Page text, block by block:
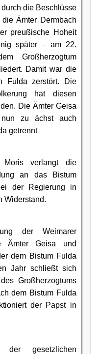
die Beschlüsse
Ämter Dermbach
preußi­sche Hoheit
später – am 22.
Großherzogtum
Damit war die
Fulda zerstört. Die
hat diesen
Die Ämter Geisa
zu ächst auch
getrennt
Moris verlangt die
an das Bistum
der Regierung in
Widerstand.
der Weimarer
Ämter Geisa und
dem Bistum Fulda
Jahr schließt sich
Großherzogtums
dem Bistum Fulda
der Papst in
der gesetzlichen